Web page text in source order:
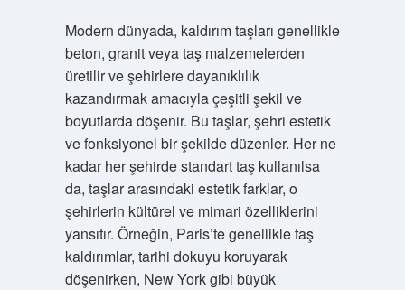
Modern dünyada, kaldırım taşları genellikle
beton, granit veya taş malzemelerden
üretilir ve şehirlere dayanıklılık
kazandırmak amacıyla çeşitli şekil ve
boyutlarda döşenir. Bu taşlar, şehri estetik
ve fonksiyonel bir şekilde düzenler. Her ne
kadar her şehirde standart taş kullanılsa
da, taşlar arasındaki estetik farklar, o
şehirlerin kültürel ve mimari özelliklerini
yansıtır. Örneğin, Paris’te genellikle taş
kaldırımlar, tarihi dokuyu koruyarak
döşenirken, New York gibi büyük